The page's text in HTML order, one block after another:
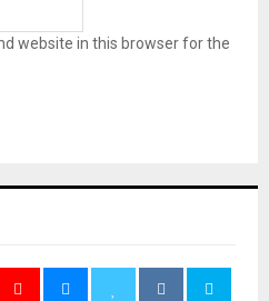
website in this browser for the